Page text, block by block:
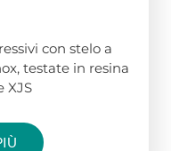
con stelo a
testate in resina
XJS